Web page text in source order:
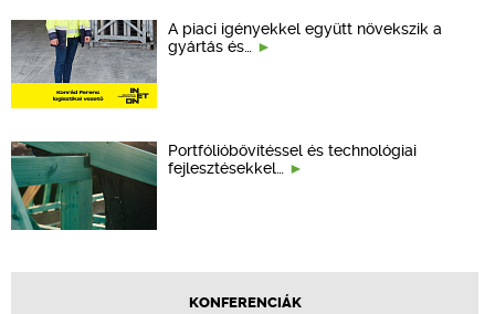
A piaci igényekkel együtt növekszik a
gyártás és…
Portfólióbővítéssel és technológiai
fejlesztésekkel…
KONFERENCIÁK